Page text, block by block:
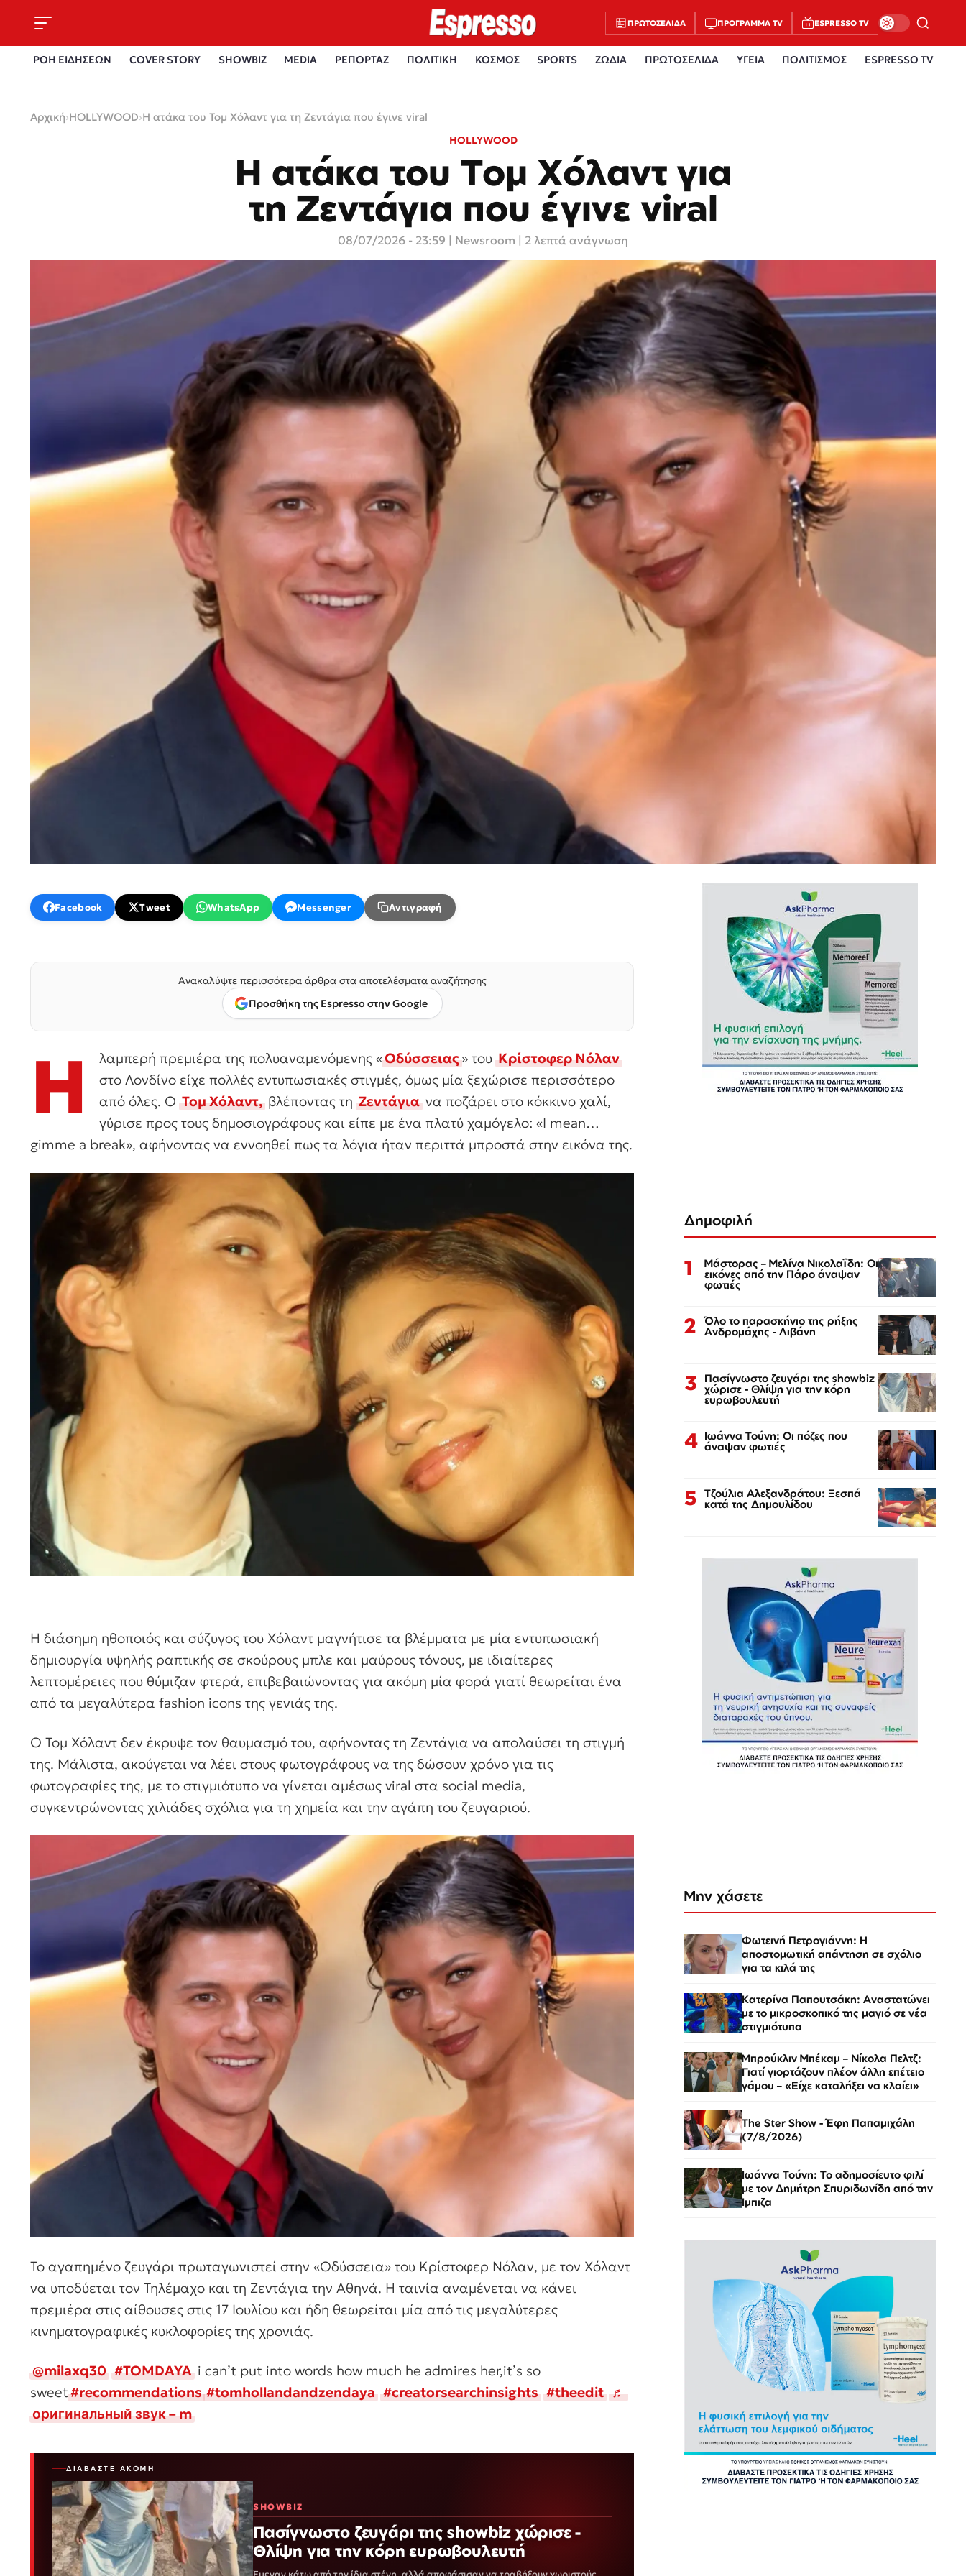
ΠΡΩΤΟΣΈΛΙΔΑ ΠΡΌΓΡΑΜΜΑ TV ESPRESSO TV
ΡΟΗ ΕΙΔΗΣΕΩΝ COVER STORY SHOWBIZ MEDIA ΡΕΠΟΡΤΑΖ ΠΟΛΙΤΙΚΗ ΚΟΣΜΟΣ SPORTS ΖΩΔΙΑ ΠΡΩΤΟΣΕΛΙΔΑ ΥΓΕΙΑ ΠΟΛΙΤΙΣΜΟΣ ESPRESSO TV
Αρχική›HOLLYWOOD›Η ατάκα του Τομ Χόλαντ για τη Ζεντάγια που έγινε viral
HOLLYWOOD
Η ατάκα του Τομ Χόλαντ για
τη Ζεντάγια που έγινε viral
08/07/2026 - 23:59 Newsroom | 2 λεπτά ανάγνωση
Facebook Tweet WhatsApp Messenger Αντιγραφή
Ανακαλύψτε περισσότερα άρθρα στα αποτελέσματα αναζήτησης
Προσθήκη της Espresso στην Google
Η λαμπερή πρεμιέρα της πολυαναμενόμενης «Οδύσσειας» τουΚρίστοφερ Νόλαν
στο Λονδίνο είχε πολλές εντυπωσιακές στιγμές, όμως μία ξεχώρισε περισσότερο
από όλες. ΟΤομ Χόλαντ,βλέποντας τηΖεντάγιανα ποζάρει στο κόκκινο χαλί,
γύρισε προς τους δημοσιογράφους και είπε με ένα πλατύ χαμόγελο: «I mean…
gimme a break», αφήνοντας να εννοηθεί πως τα λόγια ήταν περιττά μπροστά στην εικόνα της.
Η διάσημη ηθοποιός και σύζυγος του Χόλαντ μαγνήτισε τα βλέμματα με μία εντυπωσιακή
δημιουργία υψηλής ραπτικής σε σκούρους μπλε και μαύρους τόνους, με ιδιαίτερες
λεπτομέρειες που θύμιζαν φτερά, επιβεβαιώνοντας για ακόμη μία φορά γιατί θεωρείται ένα
από τα μεγαλύτερα fashion icons της γενιάς της.
Ο Τομ Χόλαντ δεν έκρυψε τον θαυμασμό του, αφήνοντας τη Ζεντάγια να απολαύσει τη στιγμή
της. Μάλιστα, ακούγεται να λέει στους φωτογράφους να της δώσουν χρόνο για τις
φωτογραφίες της, με το στιγμιότυπο να γίνεται αμέσως viral στα social media,
συγκεντρώνοντας χιλιάδες σχόλια για τη χημεία και την αγάπη του ζευγαριού.
Το αγαπημένο ζευγάρι πρωταγωνιστεί στην «Οδύσσεια» του Κρίστοφερ Νόλαν, με τον Χόλαντ
να υποδύεται τον Τηλέμαχο και τη Ζεντάγια την Αθηνά. Η ταινία αναμένεται να κάνει
πρεμιέρα στις αίθουσες στις 17 Ιουλίου και ήδη θεωρείται μία από τις μεγαλύτερες
κινηματογραφικές κυκλοφορίες της χρονιάς.
@milaxq30 #TOMDAYAi can’t put into words how much he admires her,it’s so
sweet#recommendations #tomhollandandzendaya #creatorsearchinsights #theedit ♬
оригинальный звук – m
ΔΙΑΒΆΣΤΕ ΑΚΌΜΗ
SHOWBIZ
Πασίγνωστο ζευγάρι της showbiz χώρισε -
Θλίψη για την κόρη ευρωβουλευτή
Δημοφιλή
1 Μάστορας – Μελίνα Νικολαΐδη: Οι
εικόνες από την Πάρο άναψαν
φωτιές
2 Όλο το παρασκήνιο της ρήξης
Ανδρομάχης - Λιβάνη
3 Πασίγνωστο ζευγάρι της showbiz
χώρισε - Θλίψη για την κόρη
ευρωβουλευτή
4 Ιωάννα Τούνη: Οι πόζες που
άναψαν φωτιές
5 Τζούλια Αλεξανδράτου: Ξεσπά
κατά της Δημουλίδου
Μην χάσετε
Φωτεινή Πετρογιάννη: Η
αποστομωτική απάντηση σε σχόλιο
για τα κιλά της
Κατερίνα Παπουτσάκη: Αναστατώνει
με το μικροσκοπικό της μαγιό σε νέα
στιγμιότυπα
Μπρούκλιν Μπέκαμ – Νίκολα Πελτζ:
Γιατί γιορτάζουν πλέον άλλη επέτειο
γάμου – «Είχε καταλήξει να κλαίει»
The Ster Show - Έφη Παπαμιχάλη
(7/8/2026)
Ιωάννα Τούνη: Το αδημοσίευτο φιλί
με τον Δημήτρη Σπυριδωνίδη από την
Ίμπιζα